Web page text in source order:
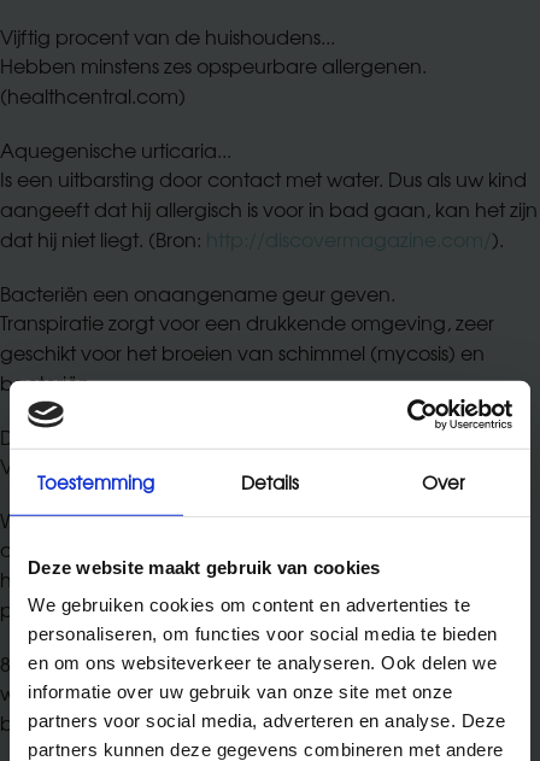
Toestemming Details Over
Deze website maakt gebruik van cookies
We gebruiken cookies om content en advertenties te
personaliseren, om functies voor social media te bieden
en om ons websiteverkeer te analyseren. Ook delen we
informatie over uw gebruik van onze site met onze
partners voor social media, adverteren en analyse. Deze
partners kunnen deze gegevens combineren met andere
Veel gestelde vragen
Tips en trucs
Onze producten
Vijftig procent van de huishoudens...
Hebben minstens zes opspeurbare allergenen.
(healthcentral.com)
Aquegenische urticaria...
Is een uitbarsting door contact met water. Dus als uw kind
aangeeft dat hij allergisch is voor in bad gaan, kan het zijn
dat hij niet liegt. (Bron: http://discovermagazine.com/ ).
Bacteriën een onaangename geur geven.
Transpiratie zorgt voor een drukkende omgeving, zeer
geschikt voor het broeien van schimmel (mycosis) en
bacteriën.
De meeste voedselallergieën...
Voortkomen uit een immuunreactie op een proteïne.
We kunnen het risico op allergie of ziekte verminderen
door een gezonde omgeving te creëren thuis; daarvoor
heeft Sanytol een compleet gamma anti-allergeen
producten ontwikkeld.
80% van de besmettelijke ziektes
worden doorgegeven via de handen (vb. griep,
bronchitis, gastro-enteritis...)